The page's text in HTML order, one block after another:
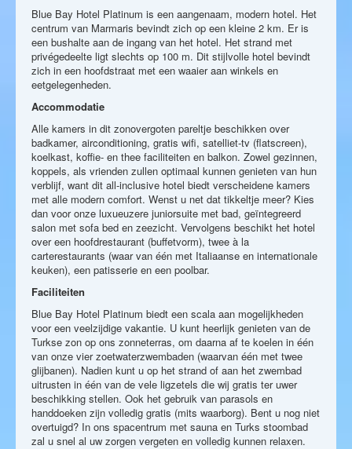
Blue Bay Hotel Platinum is een aangenaam, modern hotel. Het
centrum van Marmaris bevindt zich op een kleine 2 km. Er is
een bushalte aan de ingang van het hotel. Het strand met
privégedeelte ligt slechts op 100 m. Dit stijlvolle hotel bevindt
zich in een hoofdstraat met een waaier aan winkels en
eetgelegenheden.
Accommodatie
Alle kamers in dit zonovergoten pareltje beschikken over
badkamer, airconditioning, gratis wifi, satelliet-tv (flatscreen),
koelkast, koffie- en thee faciliteiten en balkon. Zowel gezinnen,
koppels, als vrienden zullen optimaal kunnen genieten van hun
verblijf, want dit all-inclusive hotel biedt verscheidene kamers
met alle modern comfort. Wenst u net dat tikkeltje meer? Kies
dan voor onze luxueuzere juniorsuite met bad, geïntegreerd
salon met sofa bed en zeezicht. Vervolgens beschikt het hotel
over een hoofdrestaurant (buffetvorm), twee à la
carterestaurants (waar van één met Italiaanse en internationale
keuken), een patisserie en een poolbar.
Faciliteiten
Blue Bay Hotel Platinum biedt een scala aan mogelijkheden
voor een veelzijdige vakantie. U kunt heerlijk genieten van de
Turkse zon op ons zonneterras, om daarna af te koelen in één
van onze vier zoetwaterzwembaden (waarvan één met twee
glijbanen). Nadien kunt u op het strand of aan het zwembad
uitrusten in één van de vele ligzetels die wij gratis ter uwer
beschikking stellen. Ook het gebruik van parasols en
handdoeken zijn volledig gratis (mits waarborg). Bent u nog niet
overtuigd? In ons spacentrum met sauna en Turks stoombad
zal u snel al uw zorgen vergeten en volledig kunnen relaxen.